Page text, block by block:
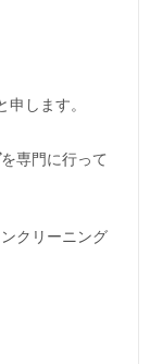
申します。
を専門に行って
クリーニング